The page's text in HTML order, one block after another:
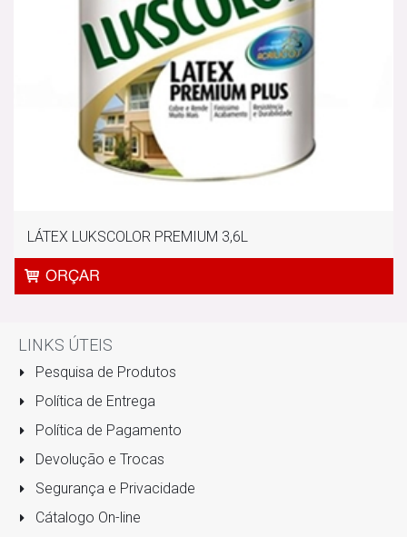
LÁTEX LUKSCOLOR PREMIUM 3,6L
LINKS ÚTEIS
Pesquisa de Produtos
Política de Entrega
Política de Pagamento
Devolução e Trocas
Segurança e Privacidade
Cátalogo On-line